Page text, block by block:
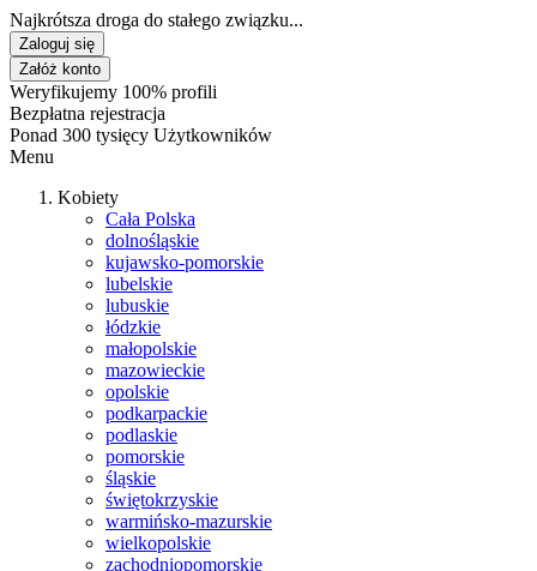
Najkrótsza droga do stałego związku...
Zaloguj się
Załóż konto
Weryfikujemy 100% profili
Bezpłatna rejestracja
Ponad 300 tysięcy Użytkowników
Menu
Kobiety
Cała Polska
dolnośląskie
kujawsko-pomorskie
lubelskie
lubuskie
łódzkie
małopolskie
mazowieckie
opolskie
podkarpackie
podlaskie
pomorskie
śląskie
świętokrzyskie
warmińsko-mazurskie
wielkopolskie
zachodniopomorskie